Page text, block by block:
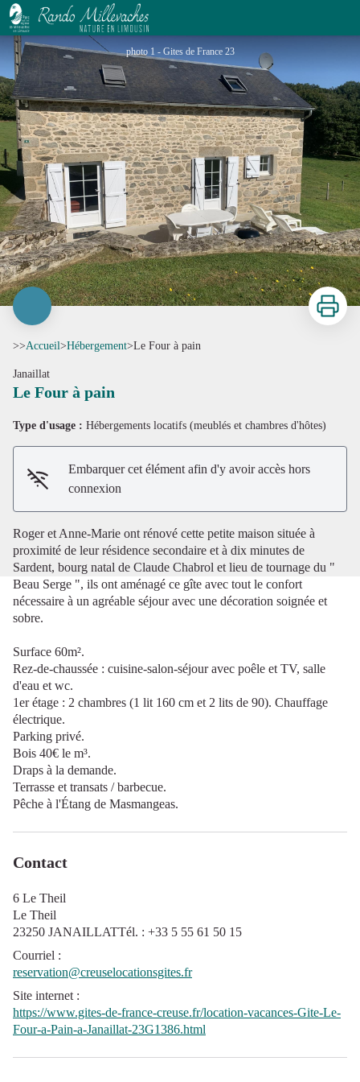
Le Four à pain
photo 1 - Gites de France 23
Voir l'image en plein écran
Imprimer
>>Accueil>Hébergement>Le Four à pain
Janaillat
Le Four à pain
Type d'usage : Hébergements locatifs (meublés et chambres d'hôtes)
Embarquer cet élément afin d'y avoir accès hors
connexion
Roger et Anne-Marie ont rénové cette petite maison située à
proximité de leur résidence secondaire et à dix minutes de
Sardent, bourg natal de Claude Chabrol et lieu de tournage du "
Beau Serge ", ils ont aménagé ce gîte avec tout le confort
nécessaire à un agréable séjour avec une décoration soignée et
sobre.
Surface 60m².
Rez-de-chaussée : cuisine-salon-séjour avec poêle et TV, salle
d'eau et wc.
1er étage : 2 chambres (1 lit 160 cm et 2 lits de 90). Chauffage
électrique.
Parking privé.
Bois 40€ le m³.
Draps à la demande.
Terrasse et transats / barbecue.
Pêche à l'Étang de Masmangeas.
Contact
6 Le Theil
Le Theil
23250 JANAILLATTél. : +33 5 55 61 50 15
Courriel :
reservation@creuselocationsgites.fr
Site internet :
https://www.gites-de-france-creuse.fr/location-vacances-Gite-Le-
Four-a-Pain-a-Janaillat-23G1386.html